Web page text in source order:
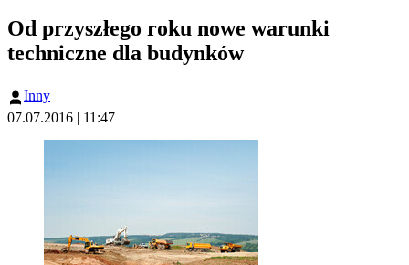
Od przyszłego roku nowe warunki
techniczne dla budynków
Inny
07.07.2016 | 11:47